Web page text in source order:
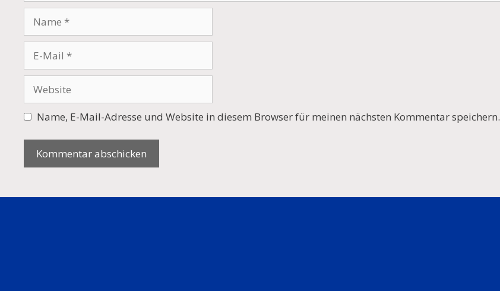
Mail
Name, E-Mail-Adresse und Website in diesem Browser für meinen nächsten Kommentar speichern.